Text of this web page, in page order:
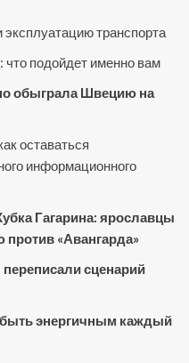
эксплуатацию транспорта
подойдет именно вам
обыграла Швецию на
оставаться
информационного
Гагарина: ярославцы
«Авангарда»
сценарий
быть энергичным каждый